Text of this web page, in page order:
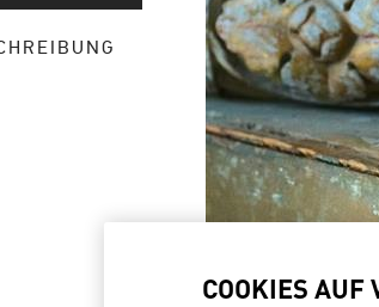
LINK OPENS IN NEW TAB
COOKIES AUF